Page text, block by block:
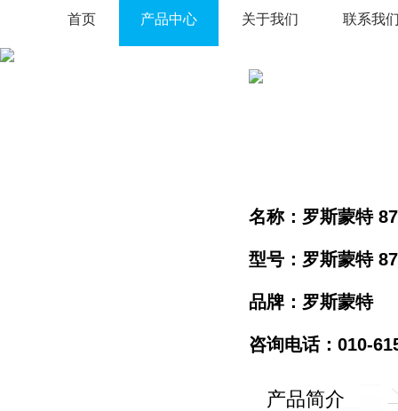
首页 产品中心 关于我们 联系我
名称：罗斯蒙特
型号：罗斯蒙特
品牌：罗斯蒙特
咨询电话：010-
产品简介